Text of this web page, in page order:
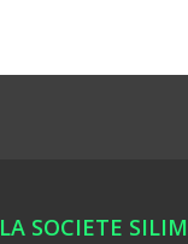
SOCIETE SILIM